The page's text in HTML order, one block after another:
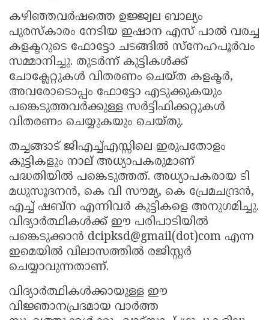
കഴിഞ്ഞവർഷത്തെ ഉജ്ജ്വല ബാല്യം
പുരസ്കാരം നേടിയ ഇഷാന എസ് പാൽ വരച്ച
കളക്ടറുടെ ഫോട്ടോ ചടങ്ങിൽ സ്നേഹപൂർവം
സമ്മാനിച്ചു. തുടർന്ന് കുട്ടികൾക്ക്
ചോക്ലേറ്റുകൾ വിതരണം ചെയ്ത കളക്ടർ,
അവരോടൊപ്പം ഫോട്ടോ എടുക്കുകയും
പങ്കെടുത്തവർക്കുള്ള സർട്ടിഫിക്കറ്റുകൾ
വിതരണം ചെയ്യുകയും ചെയ്തു.
തച്ചങ്ങാട് ജിഎച്ച്എസ്സിലെ ഇരുപതോളം
കുട്ടികളും നാല് അധ്യാപകരുമാണ്
പദ്ധതിയിൽ പങ്കെടുത്തത്. അധ്യാപകരായ ടി
മധുസൂദനൻ, കെ വി സൗമ്യ, കെ പ്രേമചന്ദ്രൻ,
എച്ച് ഷബ്ന എന്നിവർ കുട്ടികളെ അനുഗമിച്ചു.
വിദ്യാർത്ഥികൾക്ക് ഈ പരിപാടിയിൽ
പങ്കെടുക്കാൻ dcipksd@gmail(dot)com എന്ന
ഇമെയിൽ വിലാസത്തിൽ രജിസ്റ്റർ
ചെയ്യാവുന്നതാണ്.
വിദ്യാർത്ഥികൾക്കായുള്ള ഈ
വിജ്ഞാനപ്രദമായ വാർത്ത